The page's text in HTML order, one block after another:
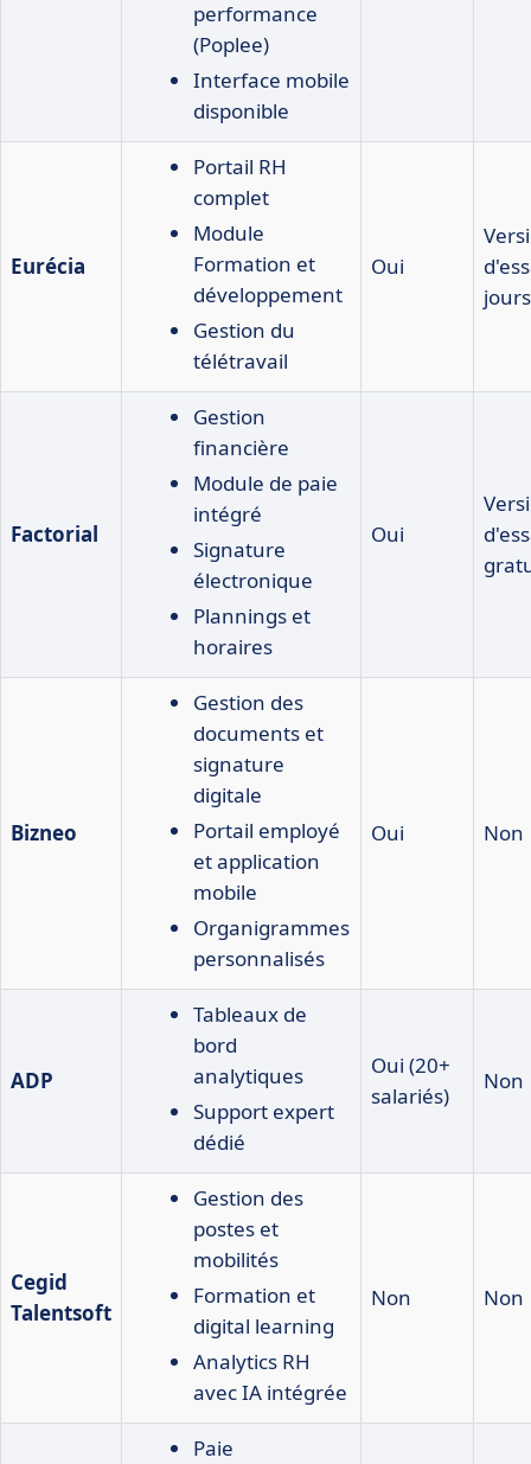
performance
(Poplee)
Interface mobile
disponible
Eurécia
Portail RH
complet
Module
Formation et
développement
Gestion du
télétravail
Oui
jours
Factorial
Gestion
financière
Module de paie
intégré
Signature
électronique
Plannings et
horaires
Oui
Bizneo
Gestion des
documents et
signature
digitale
Portail employé
et application
mobile
Organigrammes
personnalisés
Oui Non
ADP
Tableaux de
bord
analytiques
Support expert
dédié
Oui (20+
salariés)
Non
Cegid
Talentsoft
Gestion des
postes et
mobilités
Formation et
digital learning
Analytics RH
avec IA intégrée
Non Non
Paie